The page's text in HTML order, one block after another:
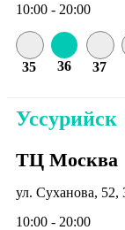
10:00 - 20:00
35 36 37
Уссурийск
ТЦ Москва
ул. Суханова, 52,
10:00 - 20:00